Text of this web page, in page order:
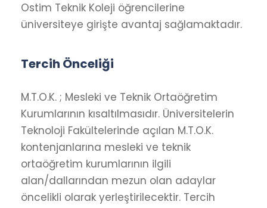
Ostim Teknik Koleji öğrencilerine
üniversiteye girişte avantaj sağlamaktadır.
Tercih Önceliği
M.T.O.K. ; Mesleki ve Teknik Ortaöğretim
Kurumlarının kısaltılmasıdır. Üniversitelerin
Teknoloji Fakültelerinde açılan M.T.O.K.
kontenjanlarına mesleki ve teknik
ortaöğretim kurumlarının ilgili
alan/dallarından mezun olan adaylar
öncelikli olarak yerleştirilecektir. Tercih